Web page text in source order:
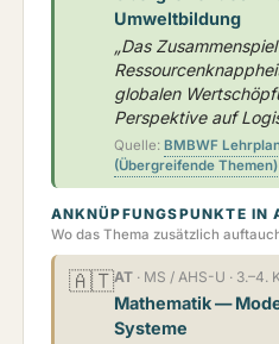
Umweltbildung
„Das
globalen
Perspektive auf
Quelle: BMBWF
(Übergreifende
ANKNÜPFUNGSPUNKTE IN
Wo das Thema zusätzlich
🇦🇹AT· MS / AHS-U · 3.–4.
Mathematik —
Systeme